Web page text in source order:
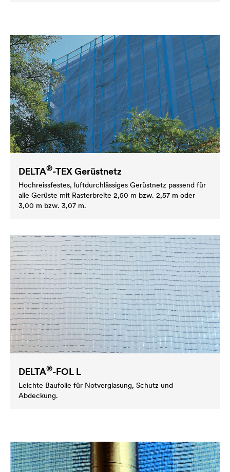
DELTA®-TEX Gerüstnetz
Hochreissfestes, luftdurchlässiges Gerüstnetz passend für
alle Gerüste mit Rasterbreite 2,50 m bzw. 2,57 m oder
3,00 m bzw. 3,07 m.
DELTA®-FOL L
Leichte Baufolie für Notverglasung, Schutz und
Abdeckung.